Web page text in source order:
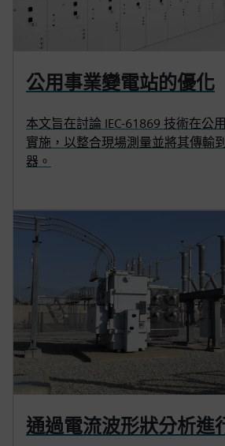
公用事業變電站的優化
本文旨在討論 IEC-61869 技術在公
實施，以整合現場測量並將其傳輸
器。
通過電流波形狀分析進